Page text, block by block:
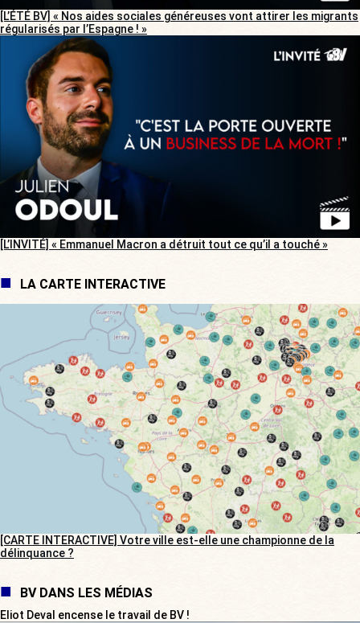
[L’ÉTÉ BV] « Nos aides sociales généreuses vont attirer les migrants
régularisés par l’Espagne ! »
[L’INVITÉ] « Emmanuel Macron a détruit tout ce qu’il a touché »
LA CARTE INTERACTIVE
[CARTE INTERACTIVE] Votre ville est-elle une championne de la
délinquance ?
BV DANS LES MÉDIAS
Eliot Deval encense le travail de BV !